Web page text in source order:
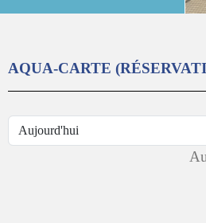
AQUA-CARTE